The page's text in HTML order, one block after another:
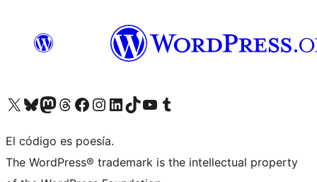
Visita nuestra cuenta de X (anteriormente Twitter)
Visita nuestra cuenta de Bluesky
Visita nuestra cuenta de Mastodon
Visita nuestra cuenta de Threads
Visita nuestra página de Facebook
Visita nuestra cuenta de Instagram
Visita nuestra cuenta de LinkedIn
Visita nuestra cuenta de TikTok
Visita nuestro canal de YouTube
Visita nuestra cuenta de Tumblr
El código es poesía.
The WordPress® trademark is the intellectual property